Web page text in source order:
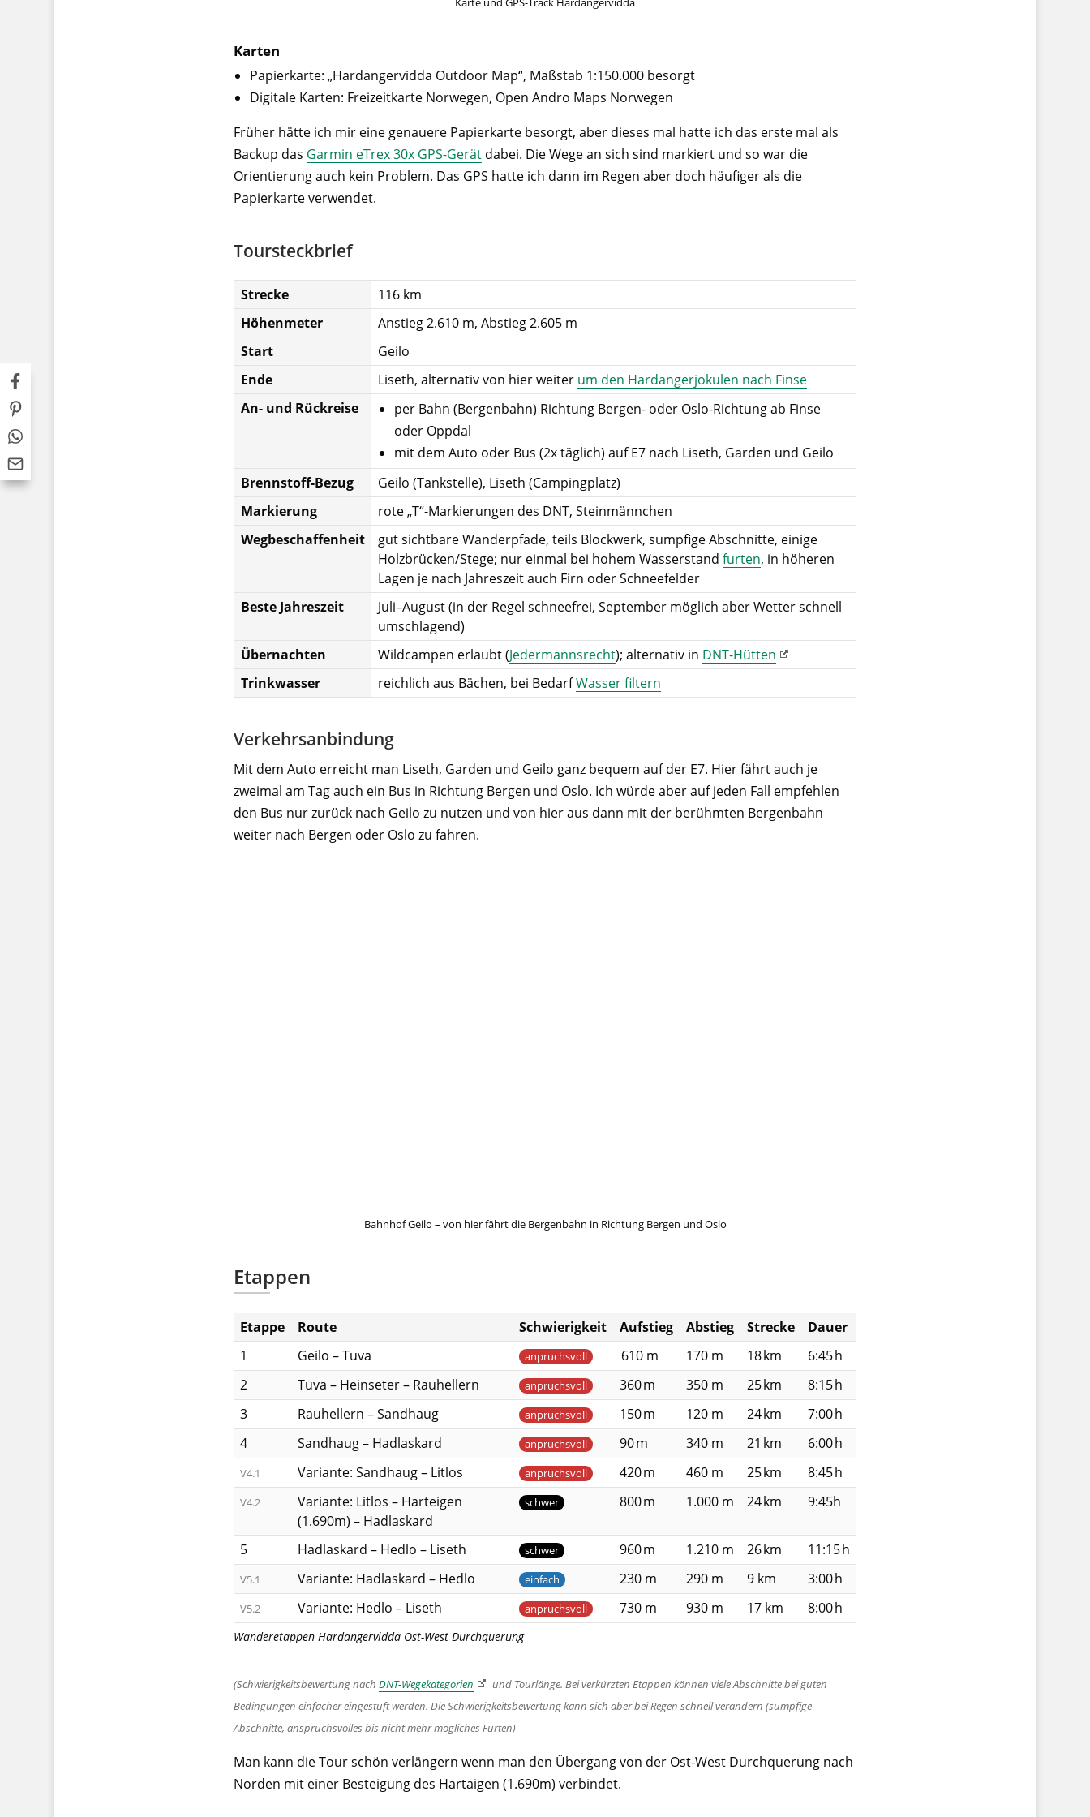
Karten
Papierkarte: „Hardangervidda Outdoor Map“, Maßstab 1:150.000 besorgt
Digitale Karten: Freizeitkarte Norwegen, Open Andro Maps Norwegen
Früher hätte ich mir eine genauere Papierkarte besorgt, aber dieses mal hatte ich das erste mal als
Backup das Garmin eTrex 30x GPS-Gerät dabei. Die Wege an sich sind markiert und so war die
Orientierung auch kein Problem. Das GPS hatte ich dann im Regen aber doch häufiger als die
Papierkarte verwendet.
Toursteckbrief
Strecke
116 km
Höhenmeter
Anstieg 2.610 m, Abstieg 2.605 m
Start
Geilo
Ende
Liseth, alternativ von hier weiter um den Hardangerjokulen nach Finse
An- und Rückreise
per Bahn (Bergenbahn) Richtung Bergen‑ oder Oslo‑Richtung ab Finse
oder Oppdal
mit dem Auto oder Bus (2x täglich) auf E7 nach Liseth, Garden und Geilo
Brennstoff-Bezug
Geilo (Tankstelle), Liseth (Campingplatz)
Markierung
rote „T“-Markierungen des DNT, Steinmännchen
Wegbeschaffenheit
gut sichtbare Wanderpfade, teils Blockwerk, sumpfige Abschnitte, einige
Holzbrücken/Stege; nur einmal bei hohem Wasserstand furten, in höheren
Lagen je nach Jahreszeit auch Firn oder Schneefelder
Beste Jahreszeit
Juli–August (in der Regel schneefrei, September möglich aber Wetter schnell
umschlagend)
Übernachten
Wildcampen erlaubt (Jedermannsrecht); alternativ in DNT-Hütten
Trinkwasser
reichlich aus Bächen, bei BedarfWasser filtern
Verkehrsanbindung
Mit dem Auto erreicht man Liseth, Garden und Geilo ganz bequem auf der E7. Hier fährt auch je
zweimal am Tag auch ein Bus in Richtung Bergen und Oslo. Ich würde aber auf jeden Fall empfehlen
den Bus nur zurück nach Geilo zu nutzen und von hier aus dann mit der berühmten Bergenbahn
weiter nach Bergen oder Oslo zu fahren.
Bahnhof Geilo – von hier fährt die Bergenbahn in Richtung Bergen und Oslo
Etappen
Wanderetappen Hardangervidda Ost-West Durchquerung
Etappe Route Schwierigkeit Aufstieg Abstieg Strecke
Dauer
1
Geilo – Tuva anpruchsvoll 610 m 170 m 18 km
6:45 h
2
Tuva – Heinseter – Rauhellern anpruchsvoll 360 m 350 m 25 km
8:15 h
3
Rauhellern – Sandhaug anpruchsvoll 150 m 120 m 24 km
7:00 h
4
Sandhaug – Hadlaskard anpruchsvoll 90 m 340 m 21 km 6:00 h
V4.1 Variante: Sandhaug – Litlos anpruchsvoll 420 m 460 m 25 km 8:45 h
V4.2
Variante: Litlos – Harteigen
(1.690m) – Hadlaskard
schwer 800 m 1.000 m 24 km 9:45h
5 Hadlaskard – Hedlo – Liseth schwer 960 m 1.210 m 26 km 11:15 h
V5.1 Variante: Hadlaskard – Hedlo einfach 230 m 290 m 9 km 3:00 h
V5.2 Variante: Hedlo – Liseth anpruchsvoll 730 m 930 m 17 km 8:00 h
(Schwierigkeitsbewertung nach DNT-Wegekategorien
und Tourlänge. Bei verkürzten Etappen können viele Abschnitte bei guten
Bedingungen einfacher eingestuft werden. Die Schwierigkeitsbewertung kann sich aber bei Regen schnell verändern (sumpfige
Abschnitte, anspruchsvolles bis nicht mehr mögliches Furten)
Man kann die Tour schön verlängern wenn man den Übergang von der Ost-West Durchquerung nach
Norden mit einer Besteigung des Hartaigen (1.690m) verbindet.